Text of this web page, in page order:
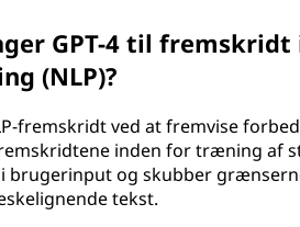
GPT-4 til
(NLP)?
fremskridt ved at fremvise
inden for træning af
brugerinput og skubber
tekst.